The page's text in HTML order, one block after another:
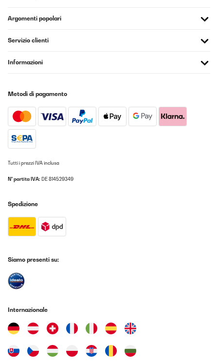
Argomenti popolari
Servizio clienti
Informazioni
Metodi di pagamento
Tutti i prezzi IVA inclusa
N° partita IVA: DE 814529349
Spedizione
Siamo presenti su:
Internazionale